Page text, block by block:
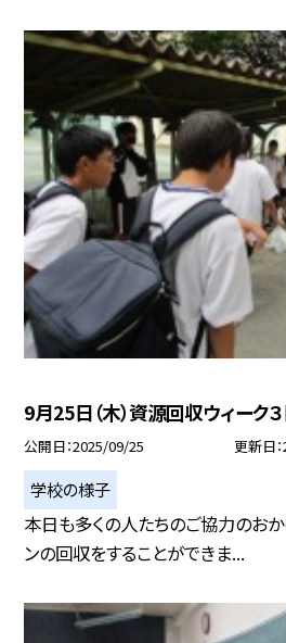
9月25日（木）資源回収ウィーク
公開日 2025/09/25 更新日
学校の様子
本日も多くの人たちのご協力のおか
ンの回収をすることができま...